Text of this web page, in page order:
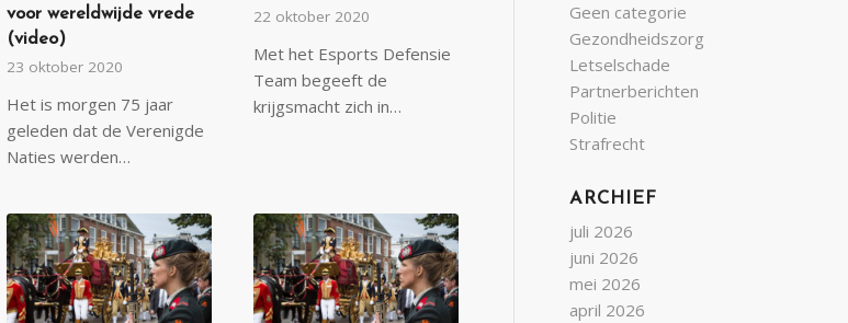
voor wereldwijde vrede
(video)
23 oktober 2020
Het is morgen 75 jaar
geleden dat de Verenigde
Naties werden…
22 oktober 2020
Met het Esports Defensie
Team begeeft de
krijgsmacht zich in…
Geen categorie
Gezondheidszorg
Letselschade
Partnerberichten
Politie
Strafrecht
ARCHIEF
juli 2026
juni 2026
mei 2026
april 2026